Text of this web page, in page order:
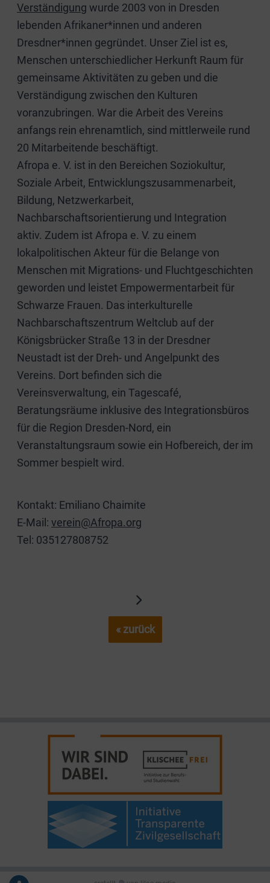
Verständigung wurde 2003 von in Dresden
lebenden Afrikaner*innen und anderen
Dresdner*innen gegründet. Unser Ziel ist es,
Menschen unterschiedlicher Herkunft Raum für
gemeinsame Aktivitäten zu geben und die
Verständigung zwischen den Kulturen
voranzubringen. War die Arbeit des Vereins
anfangs rein ehrenamtlich, sind mittlerweile rund
20 Mitarbeitende beschäftigt.
Afropa e. V. ist in den Bereichen Soziokultur,
Soziale Arbeit, Entwicklungszusammenarbeit,
Bildung, Netzwerkarbeit,
Nachbarschaftsorientierung und Integration
aktiv. Zudem ist Afropa e. V. zu einem
lokalpolitischen Akteur für die Belange von
Menschen mit Migrations- und Fluchtgeschichten
geworden und leistet Empowermentarbeit für
Schwarze Frauen. Das interkulturelle
Nachbarschaftszentrum Weltclub auf der
Königsbrücker Straße 13 in der Dresdner
Neustadt ist der Dreh- und Angelpunkt des
Vereins. Dort befinden sich die
Vereinsverwaltung, ein Tagescafé,
Beratungsräume inklusive des Integrationsbüros
für die Region Dresden-Nord, ein
Veranstaltungsraum sowie ein Hofbereich, der im
Sommer bespielt wird.
Kontakt: Emiliano Chaimite
E-Mail: verein@Afropa.org
Tel: 035127808752
« zurück